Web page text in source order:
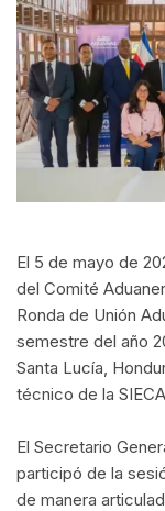
El 5 de mayo de
del Comité
Ronda de Unión
semestre del año
Santa Lucía,
técnico de la
El Secretario
participó de la
de manera